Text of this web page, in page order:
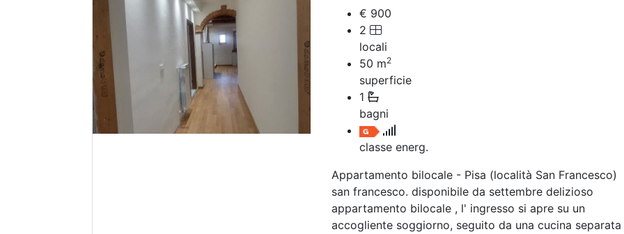
Multiproprietà
Palazzo/Stabile
Box/Garage
Negozi e Attivita Commerciali in Affitto
Attività/Licenza Commerciale
Azienda Agricola
Bar/Ristorante
Bed & Breakfast
Negozio/locale commerciale
Agriturismo
Magazzini
Capannoni
€ 900
2
locali
50 m2
superficie
1
bagni
classe energ.
Appartamento bilocale - Pisa (località San Francesco)
san francesco. disponibile da settembre delizioso
appartamento bilocale , l' ingresso si apre su un
accogliente soggiorno, seguito da una cucina separata